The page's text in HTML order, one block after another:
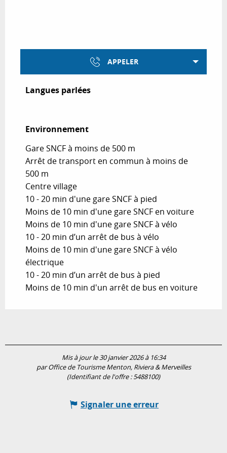
APPELER
Langues parlées
Langues parlées
Environnement
Environnement
Gare SNCF à moins de 500 m
Arrêt de transport en commun à moins de
500 m
Centre village
10 - 20 min d'une gare SNCF à pied
Moins de 10 min d'une gare SNCF en voiture
Moins de 10 min d'une gare SNCF à vélo
10 - 20 min d’un arrêt de bus à vélo
Moins de 10 min d'une gare SNCF à vélo
électrique
10 - 20 min d’un arrêt de bus à pied
Moins de 10 min d'un arrêt de bus en voiture
Mis à jour le 30 janvier 2026 à 16:34
par Office de Tourisme Menton, Riviera & Merveilles
(Identifiant de l'offre :5488100)
Signaler une erreur